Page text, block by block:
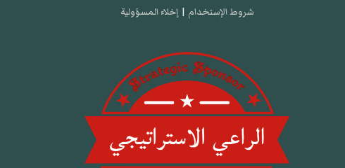
شروط الإستخدام | إخلاء المسؤولية